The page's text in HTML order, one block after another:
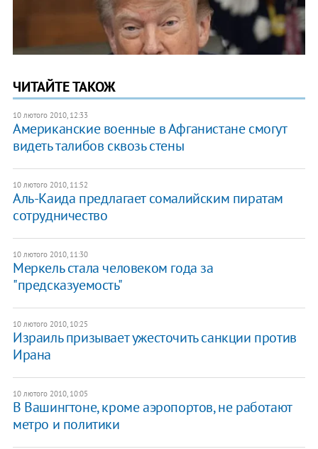
ЧИТАЙТЕ ТАКОЖ
10 лютого 2010, 12:33
Американские военные в Афганистане смогут
видеть талибов сквозь стены
10 лютого 2010, 11:52
Аль-Каида предлагает сомалийским пиратам
сотрудничество
10 лютого 2010, 11:30
Меркель стала человеком года за
"предсказуемость"
10 лютого 2010, 10:25
Израиль призывает ужесточить санкции против
Ирана
10 лютого 2010, 10:05
В Вашингтоне, кроме аэропортов, не работают
метро и политики